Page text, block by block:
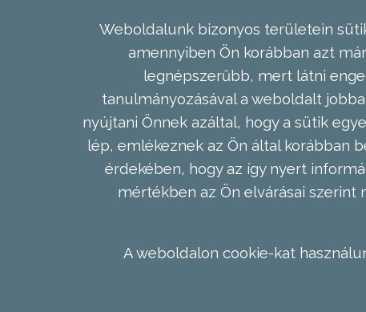
Weboldalunk bizonyos területein
amennyiben Ön korábban azt
legnépszerűbb, mert látni
tanulmányozásával a weboldalt
nyújtani Önnek azáltal, hogy a sütik
lép, emlékeznek az Ön által korábban
érdekében, hogy az így nyert
mértékben az Ön elvárásai
A weboldalon cookie-kat